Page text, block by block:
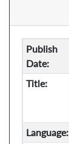
Publish
Date:
Title:
Language: